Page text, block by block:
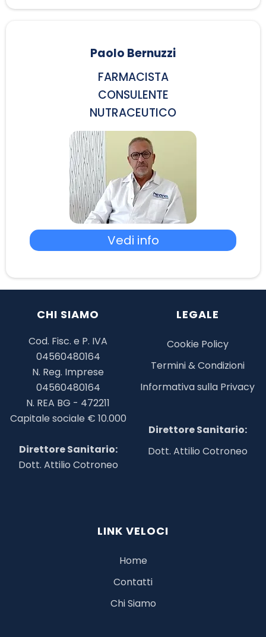
Paolo Bernuzzi
FARMACISTA
CONSULENTE
NUTRACEUTICO
Vedi info
CHI SIAMO
Cod. Fisc. e P. IVA
04560480164
N. Reg. Imprese
04560480164
N. REA BG - 472211
Capitale sociale € 10.000
Direttore Sanitario:
Dott. Attilio Cotroneo
LEGALE
Cookie Policy
Termini & Condizioni
Informativa sulla Privacy
Direttore Sanitario:
Dott. Attilio Cotroneo
LINK VELOCI
Home
Contatti
Chi Siamo